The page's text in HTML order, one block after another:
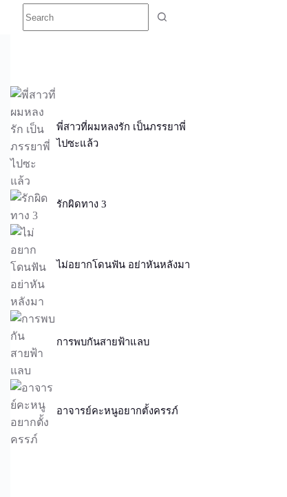
พี่สาวที่ผมหลงรัก เป็นภรรยาพี่
ไปซะแล้ว
รักผิดทาง 3
ไม่อยากโดนฟัน อย่าหันหลังมา
การพบกันสายฟ้าแลบ
อาจารย์คะหนูอยากตั้งครรภ์